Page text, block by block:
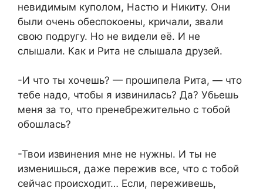
невидимым куполом, Настю и Никиту. Они
были очень обеспокоены, кричали, звали
свою подругу. Но не видели её. И не
слышали. Как и Рита не слышала друзей.
-И что ты хочешь? — прошипела Рита, — что
тебе надо, чтобы я извинилась? Да? Убьeшь
меня за то, что пренебрежительно с тобой
обошлась?
-Твои извинения мне не нужны. И ты не
изменишься, даже пережив все, что с тобой
сейчас происходит… Если, переживешь,